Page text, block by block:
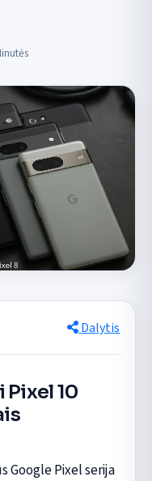
Dalytis
10
Google Pixel serija